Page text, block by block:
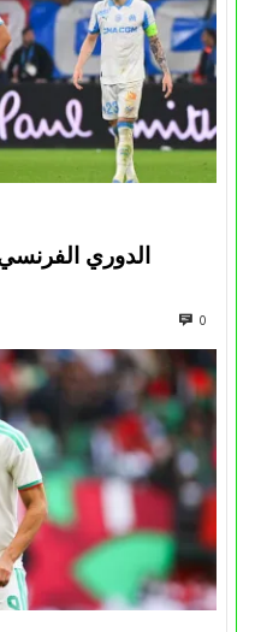
الدوري
0